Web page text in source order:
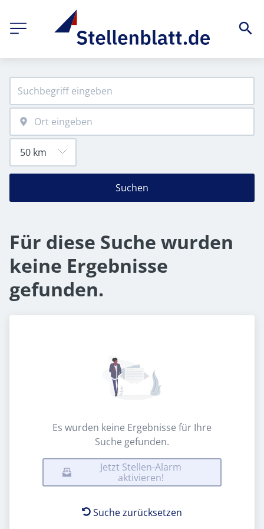
Suchen
Für diese Suche wurden
keine Ergebnisse
gefunden.
Es wurden keine Ergebnisse für Ihre
Suche gefunden.
Jetzt Stellen-Alarm
aktivieren!
Suche zurücksetzen